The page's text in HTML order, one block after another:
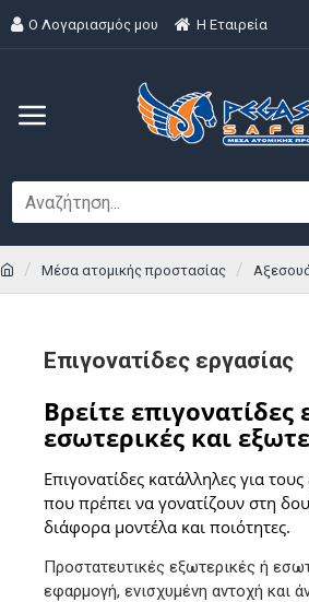
Ο Λογαριασμός μου H Εταιρεία
Μέσα ατομικής προστασίας
Επιγονατίδες εργασίας
Βρείτε επιγονατίδες
εσωτερικές και
Επιγονατίδες κατάλληλες για
που πρέπει να γονατίζουν στη
διάφορα μοντέλα και ποιότητες.
Προστατευτικές εξωτερικές ή
εφαρμογή, ενισχυμένη αντοχή και